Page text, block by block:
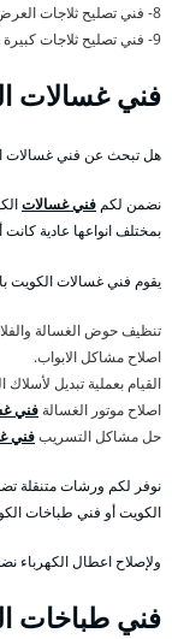
8- فني تصليح ثلاجات العرض ميناء الشعيبة الكويت
9- فني تصليح ثلاجات كبيرة ميناء الشعيبة الكويت
فني غسالات
هل تبحث عن فني غسالات
نضمن لكمفني غسالات
بمختلف انواعها عادية كانت
يقوم فني غسالات الكويت
تنظيف حوض الغسالة
اصلاح مشاكل الابواب.
القيام بعملية تبديل لأسلاك
اصلاح موتور الغسالة فني
حل مشاكل التسريبفني
نوفر لكم ورشات متنقلة
الكويت أو فني طباخات
ولإصلاح اعطال الكهرباء
فني طباخات